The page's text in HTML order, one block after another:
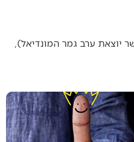
ערב גמר המונדיאל),